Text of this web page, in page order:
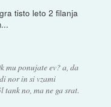
tisto leto 2 filanja
mu ponujate ev? a, da
nor in si vzami
tank no, ma ne ga srat.